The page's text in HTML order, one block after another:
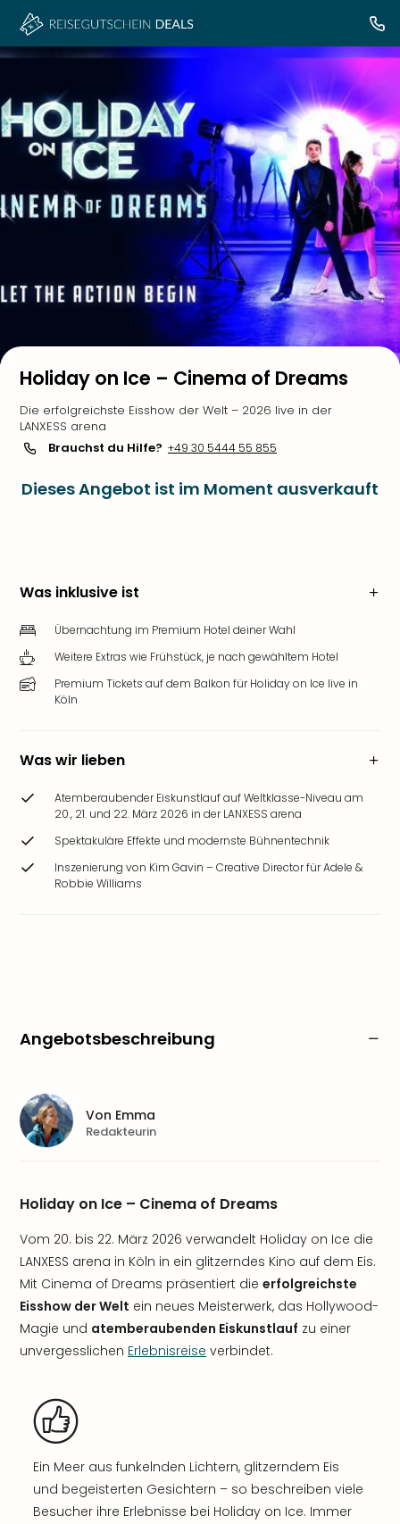
Holiday on Ice – Cinema of Dreams
Die erfolgreichste Eisshow der Welt – 2026 live in der
LANXESS arena
Brauchst du Hilfe? +49 30 5444 55 855
Dieses Angebot ist im Moment ausverkauft
Was inklusive ist
Übernachtung im Premium Hotel deiner Wahl
Weitere Extras wie Frühstück, je nach gewähltem Hotel
Premium Tickets auf dem Balkon für Holiday on Ice live in
Köln
Was wir lieben
Atemberaubender Eiskunstlauf auf Weltklasse-Niveau am
20., 21. und 22. März 2026 in der LANXESS arena
Spektakuläre Effekte und modernste Bühnentechnik
Inszenierung von Kim Gavin – Creative Director für Adele &
Robbie Williams
Angebotsbeschreibung
Holiday on Ice – Cinema of Dreams
Vom 20. bis 22. März 2026 verwandelt Holiday on Ice die
LANXESS arena in Köln in ein glitzerndes Kino auf dem Eis.
Mit Cinema of Dreams präsentiert die erfolgreichste
Eisshow der Welt ein neues Meisterwerk, das Hollywood-
Magie und atemberaubenden Eiskunstlauf zu einer
unvergesslichen Erlebnisreise verbindet.
Ein Meer aus funkelnden Lichtern, glitzerndem Eis
und begeisterten Gesichtern – so beschreiben viele
Besucher ihre Erlebnisse bei Holiday on Ice. Immer
Von Emma
Redakteurin